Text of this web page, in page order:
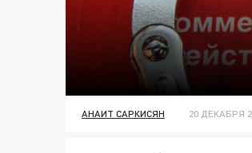
АНАИТ САРКИСЯН 20 ДЕКАБРЯ